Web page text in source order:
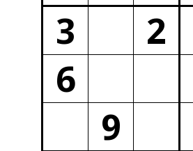
3
2
6
9